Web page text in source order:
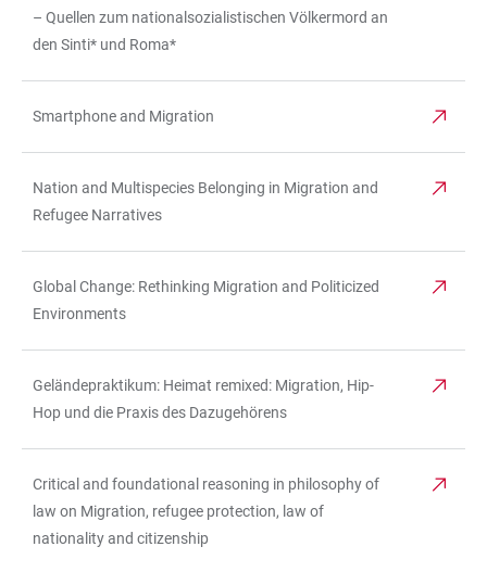
– Quellen zum nationalsozialistischen Völkermord an
den Sinti* und Roma*
Smartphone and Migration
Nation and Multispecies Belonging in Migration and
Refugee Narratives
Global Change: Rethinking Migration and Politicized
Environments
Geländepraktikum: Heimat remixed: Migration, Hip-
Hop und die Praxis des Dazugehörens
Critical and foundational reasoning in philosophy of
law on Migration, refugee protection, law of
nationality and citizenship